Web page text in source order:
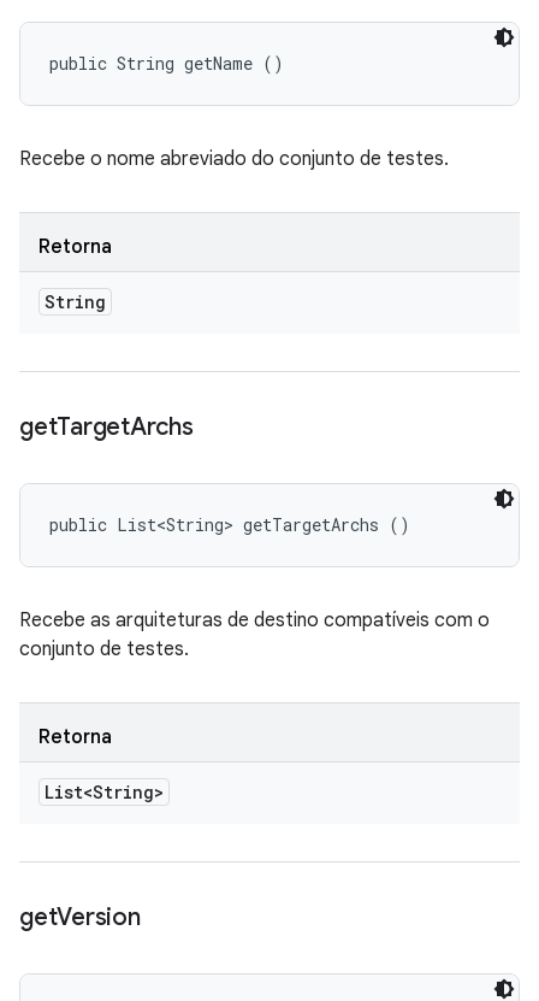
public String getName ()
Recebe o nome abreviado do conjunto de testes.
Retorna
String
getTargetArchs
public List<String> getTargetArchs ()
Recebe as arquiteturas de destino compatíveis com o
conjunto de testes.
Retorna
List<String>
getVersion